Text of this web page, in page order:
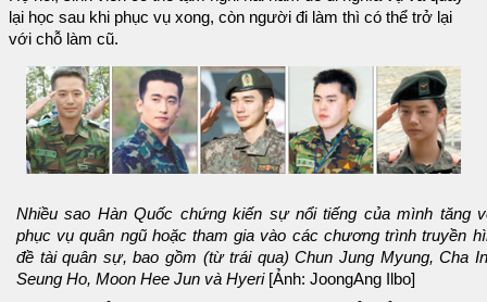
lại học sau khi phục vụ xong, còn người đi làm thì có thể trở lại
với chỗ làm cũ.
Nhiều sao Hàn Quốc chứng kiến sự nổi tiếng của mình tăng
phục vụ quân ngũ hoặc tham gia vào các chương trình truyền
đề tài quân sự, bao gồm (từ trái qua) Chun Jung Myung, Cha
Seung Ho, Moon Hee Jun và Hyeri[Ảnh: JoongAng Ilbo]